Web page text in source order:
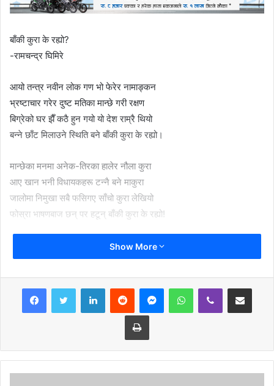
बाँकी कुरा के रह्यो?
-रामचन्द्र घिमिरे
आयो तन्त्र नवीन लोक गण भो फेरेर नामाङ्कन
भ्रष्टाचार गरेर दुष्ट मतिका मान्छे गरी रक्षण
बिग्रेको घर झैँ कठै हुन गयो यो देश राम्रै थियो
बन्ने छाँट मिलाउने स्थिति बने बाँकी कुरा के रह्यो।
मान्छेका मनमा अनेक-तिरका हालेर नौला कुरा
आए खान भनी विधायकहरू टन्नै बने माकुरा
जालोमा निमुखा सबै फसिगए साँचो कुरा लेखियो
फोस्रा भाषणबाज छन् पर हटून् बाँकी कुरा के रह्यो!
जो प्राचीन छ नासिदैँन तर खै!बेकार छन् लेखिए
हानाथाप बढाउने नियतमा नेता नयाँ देखिए
भाषा संस्कृति मर्म धर्म नहुने मन्त्री बन्यो देखियो
हट्नै पर्छ तुरुन्त उद्यम हओस् बाँकी कुरा के रह्यो।
बाटो खास उही छ राष्ट्रभरमा कुद्छन् नयाँ सन्तति
भन्छन् यो अधिराज्य हो जनहरू दिन्छन् सुनी सम्मति
निर्धाको अधिकार होस् यति भए बाँकी कुुरा के रह्यो।
Show More
Print